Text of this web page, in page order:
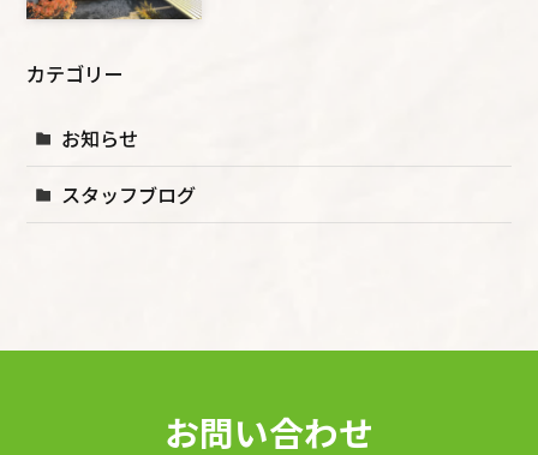
カテゴリー
お知らせ
スタッフブログ
お問い合わせ